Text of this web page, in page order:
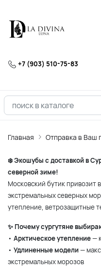
+7 (903) 510-75-83
Главная Отправка в Ваш
❄️ Экошубы с доставкой в
северной зиме!
Московский бутик привозит
экстремальных северных
утепление, ветрозащитные
✨ Почему сургутяне
• Арктическое утепление—
• Удлиненные модели—
экстремальных морозов